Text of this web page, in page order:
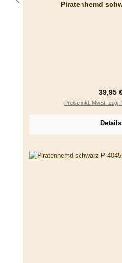
Piratenhemd
39,95 €
Preise inkl. MwSt. zzgl.
Details